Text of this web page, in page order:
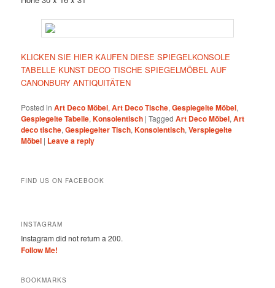
KLICKEN SIE HIER KAUFEN DIESE SPIEGELKONSOLE
TABELLE KUNST DECO TISCHE SPIEGELMÖBEL AUF
CANONBURY ANTIQUITÄTEN
Posted in Art Deco Möbel,Art Deco Tische,Gespiegelte Möbel,
Gespiegelte Tabelle,Konsolentisch |Tagged Art Deco Möbel,Art
deco tische,Gespiegelter Tisch,Konsolentisch,Verspiegelte
Möbel | Leave a reply
FIND US ON FACEBOOK
INSTAGRAM
Instagram did not return a 200.
Follow Me!
BOOKMARKS